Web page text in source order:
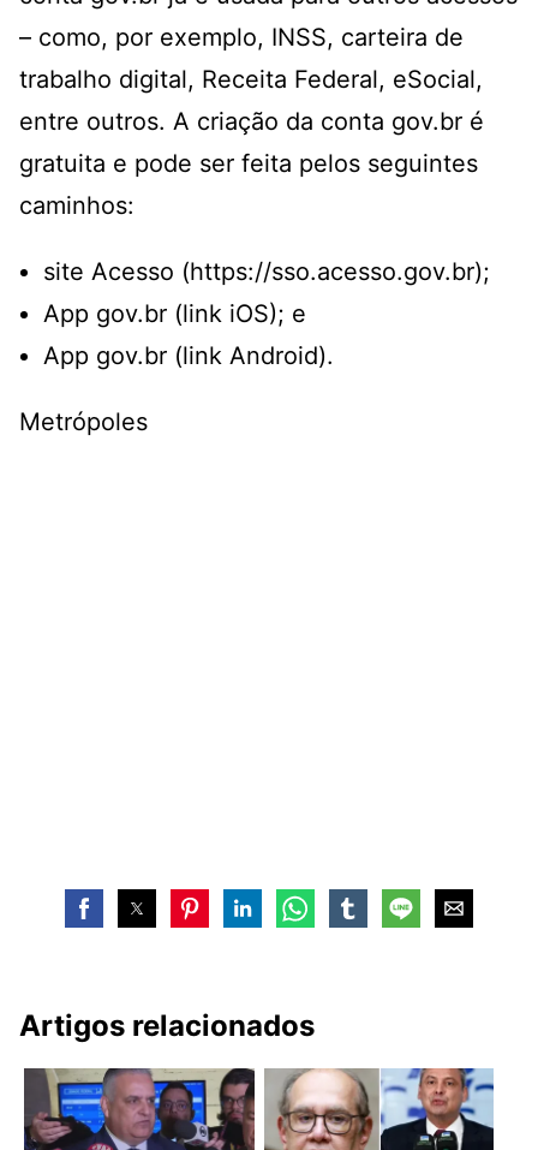
– como, por exemplo, INSS, carteira de
trabalho digital, Receita Federal, eSocial,
entre outros. A criação da conta gov.br é
gratuita e pode ser feita pelos seguintes
caminhos:
site Acesso (https://sso.acesso.gov.br);
App gov.br (link iOS); e
App gov.br (link Android).
Metrópoles
Artigos relacionados